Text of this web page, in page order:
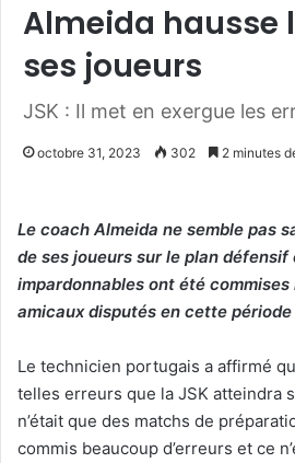
Almeida hausse
ses joueurs
JSK : Il met en exergue les
octobre 31, 2023 302 2 minutes
Le coach Almeida ne semble pas
de ses joueurs sur le plan défensif
impardonnables ont été
amicaux disputés en cette
Le technicien portugais a affirmé
telles erreurs que la JSK atteindra
n’était que des matchs de
commis beaucoup d’erreurs et ce